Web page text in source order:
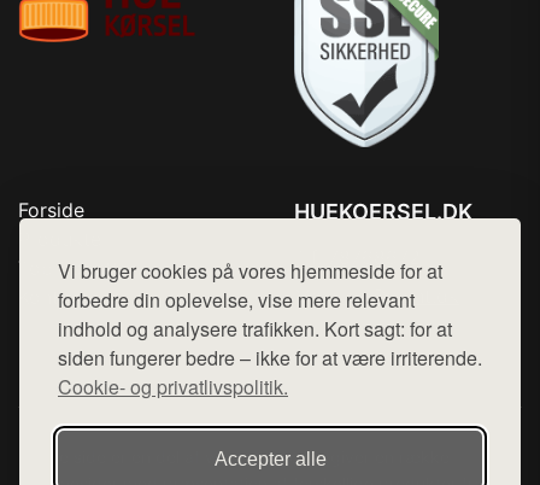
Vi bruger cookies på vores hjemmeside for at
forbedre din oplevelse, vise mere relevant
indhold og analysere trafikken. Kort sagt: for at
siden fungerer bedre – ikke for at være irriterende.
Cookie- og privatlivspolitik.
Accepter alle
Forside
Top Rabatter
Kontakt
HUEKOERSEL.DK
Mail: hej@want.dk
Cookie- og privatlivspolitik
Denne side er en del af want.dk, der udgiver en række